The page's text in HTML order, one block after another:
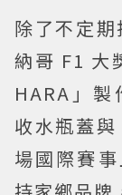
除了不定
納哥 F1 大
HARA」
收水瓶蓋
場國際賽